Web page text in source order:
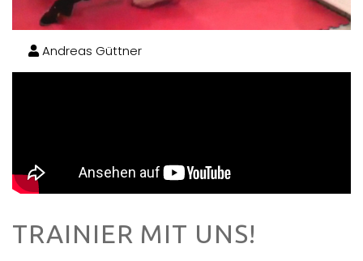
Andreas Güttner
TRAINIER MIT UNS!